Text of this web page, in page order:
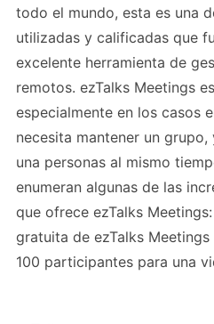
todo el mundo, esta es una
utilizadas y calificadas que
excelente herramienta de
remotos. ezTalks Meetings
especialmente en los casos
necesita mantener un
una personas al mismo
enumeran algunas de las
que ofrece ezTalks
gratuita de ezTalks
100 participantes para una